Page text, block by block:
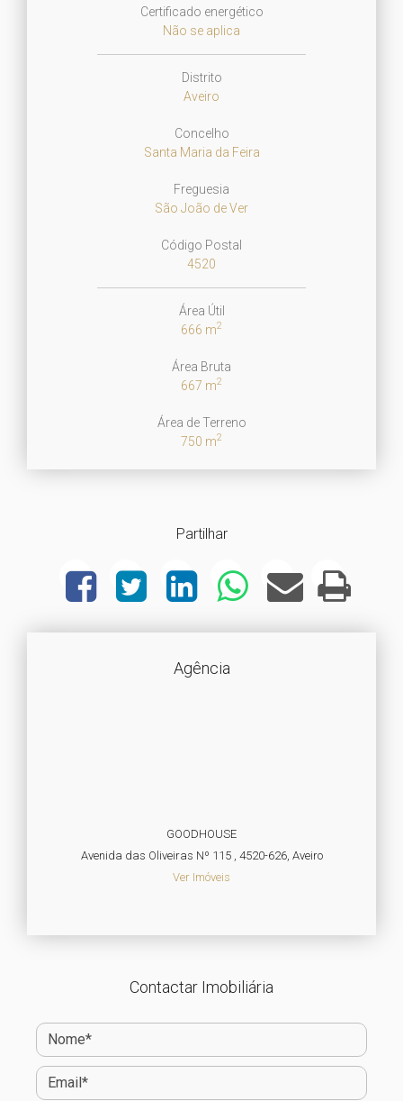
Certificado energético
Não se aplica
Distrito
Aveiro
Concelho
Santa Maria da Feira
Freguesia
São João de Ver
Código Postal
4520
Área Útil
666 m2
Área Bruta
667 m2
Área de Terreno
750 m2
Partilhar
Agência
GOODHOUSE
Avenida das Oliveiras Nº 115 , 4520-626, Aveiro
Ver Imóveis
Contactar Imobiliária